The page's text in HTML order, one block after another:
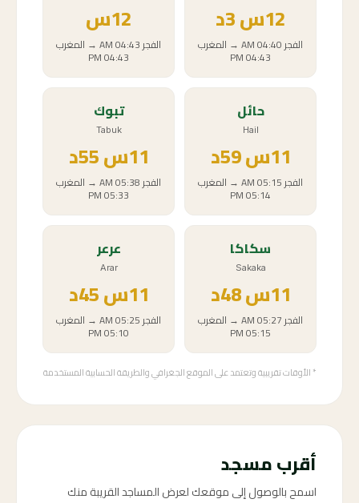
12س
الفجر04:40 AM
→ المغرب
04:43 PM
12س
الفجر04:43 AM
→ المغرب
04:43 PM
حائل
Hail
11س59د
الفجر05:15 AM
→ المغرب
05:14 PM
تبوك
Tabuk
11س
الفجر05:38 AM
→ المغرب
05:33 PM
سكاكا
Sakaka
11س48د
الفجر05:27 AM
→ المغرب
05:15 PM
عرعر
Arar
11س
الفجر05:25 AM
→ المغرب
05:10 PM
* الأوقات تقريبية وتعتمد على الموقع الجغرافي والطريقة الحسابية المستخدمة
أقرب مسجد
اسمح بالوصول إلى موقعك لعرض المساجد القريبة منك